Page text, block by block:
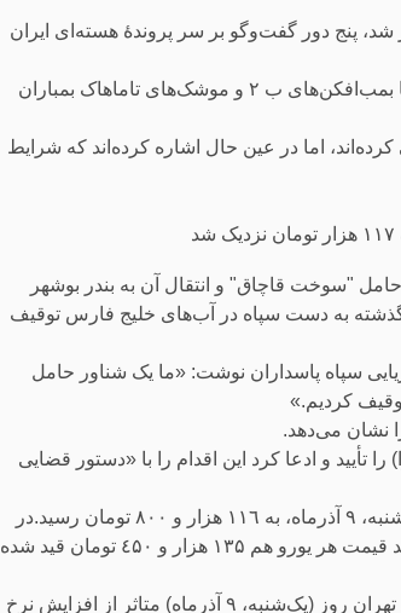
روزهٔ ایران و اسرائیل که ۲۳ خرداد امسال آغاز شد، پنج دور گفت‌وگو بر سر پروندهٔ هسته‌ای ایران
ایالات متحده اول تیر سه تأسیسات هسته‌ای نطنز، فردو مرکز فرآوری اصفهان را با بمب‌افکن‌های ب ۲ و موشک‌های تاماهاک بمباران
اما در عین حال اشاره کرده‌اند که شرایط
"سوخت قاچاق" و انتقال آن به بندر بوشهر
به دست سپاه در آب‌های خلیج فارس توقیف
نقل از یک فرمانده نیروی دریایی سپاه پاسداران نوشت: «ما یک شناور حامل
کردیم.»
نشان می‌دهد.
را تأیید و ادعا کرد این اقدام را با «دستور قضایی
لازم به ذکراست، با انتشار این خبر، قیمت هر دلار آمریکا در بازار آزاد ایران روز یک‌شنبه، ۹ آذرماه، به ۱۱٦ هزار و ۸۰۰ تومان رسید.در
سایت‌هایی که قیمت ارزهای خارجی در بازار ایران را به طور غیررسمی ثبت می‌کنند قیمت هر یورو هم ۱۳۵ هزار و ٤۵۰ تومان قید شده
در پی افزایش قیمت دلار، خبرگزاری رسمی جمهوری اسلامی، نوشت: «بازار طلای تهران روز (یک‌شنبه، ۹ آذرماه) متاثر از افزایش نرخ